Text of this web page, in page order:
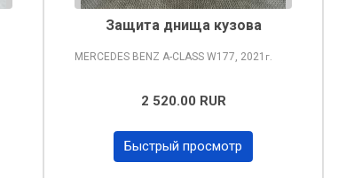
Защита днища кузова
MERCEDES BENZ A-CLASS W177, 2021 г.
2 520.00 RUR
Быстрый просмотр